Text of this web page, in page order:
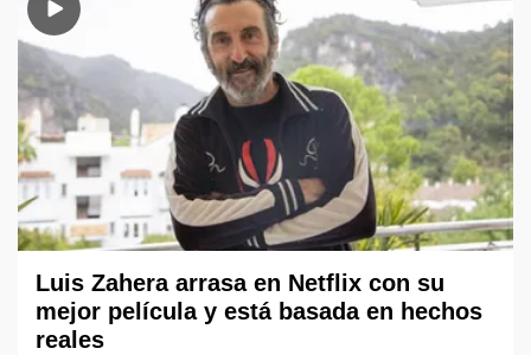
Luis Zahera arrasa en Netflix con su
mejor película y está basada en hechos
reales